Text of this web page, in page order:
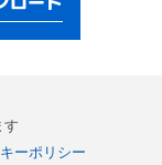
す
ーポリシー